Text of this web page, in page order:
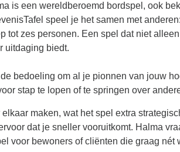
is een wereldberoemd bordspel, ook
speel je het samen met
tot zes personen. Een spel dat niet
uitdaging biedt.
bedoeling om al je pionnen van jouw
stap te lopen of te springen over
maken, wat het spel extra
dat je sneller vooruitkomt. Halma
voor bewoners of cliënten die graag